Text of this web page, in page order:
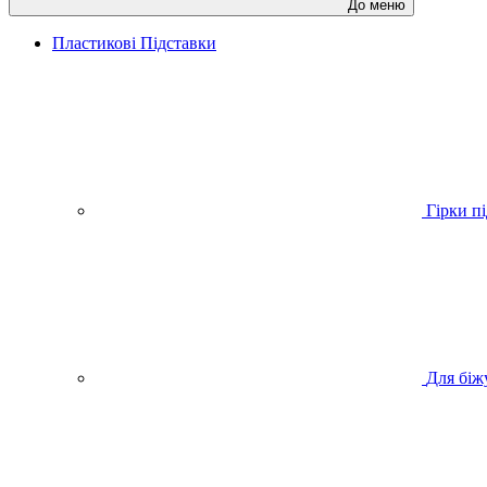
До меню
Пластикові Підставки
Гірки
Для